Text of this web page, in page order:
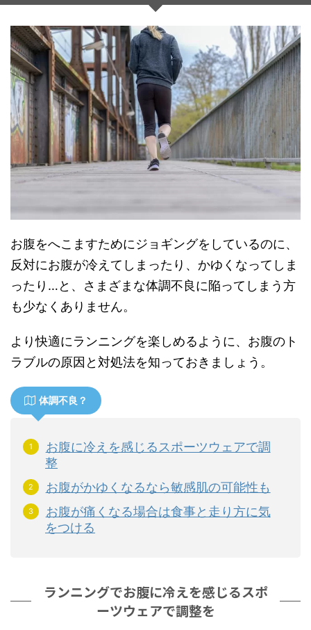
お腹をへこますためにジョギングをしているのに、
反対にお腹が冷えてしまったり、かゆくなってしま
ったり…と、さまざまな体調不良に陥ってしまう方
も少なくありません。
より快適にランニングを楽しめるように、お腹のト
ラブルの原因と対処法を知っておきましょう。
体調不良？
お腹に冷えを感じるスポーツウェアで調
整
お腹がかゆくなるなら敏感肌の可能性も
お腹が痛くなる場合は食事と走り方に気
をつける
ランニングでお腹に冷えを感じるスポ
ーツウェアで調整を